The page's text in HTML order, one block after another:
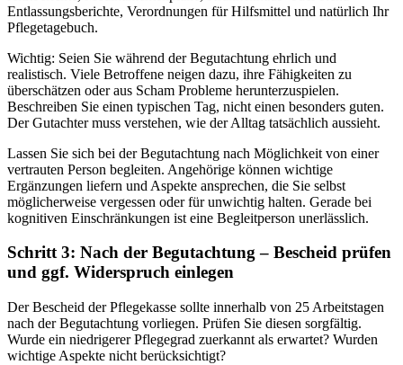
Entlassungsberichte, Verordnungen für Hilfsmittel und natürlich Ihr
Pflegetagebuch.
Wichtig: Seien Sie während der Begutachtung ehrlich und
realistisch. Viele Betroffene neigen dazu, ihre Fähigkeiten zu
überschätzen oder aus Scham Probleme herunterzuspielen.
Beschreiben Sie einen typischen Tag, nicht einen besonders guten.
Der Gutachter muss verstehen, wie der Alltag tatsächlich aussieht.
Lassen Sie sich bei der Begutachtung nach Möglichkeit von einer
vertrauten Person begleiten. Angehörige können wichtige
Ergänzungen liefern und Aspekte ansprechen, die Sie selbst
möglicherweise vergessen oder für unwichtig halten. Gerade bei
kognitiven Einschränkungen ist eine Begleitperson unerlässlich.
Schritt 3: Nach der Begutachtung – Bescheid prüfen
und ggf. Widerspruch einlegen
Der Bescheid der Pflegekasse sollte innerhalb von 25 Arbeitstagen
nach der Begutachtung vorliegen. Prüfen Sie diesen sorgfältig.
Wurde ein niedrigerer Pflegegrad zuerkannt als erwartet? Wurden
wichtige Aspekte nicht berücksichtigt?